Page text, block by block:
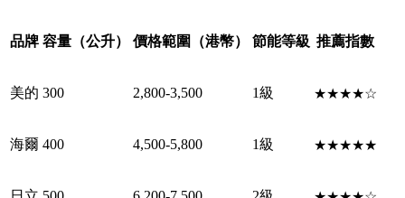
品牌 容量（公升） 價格範圍（港幣） 節能等級 推薦指數
美的 300 2,800-3,500 1級 ★★★★☆
海爾 400 4,500-5,800 1級 ★★★★★